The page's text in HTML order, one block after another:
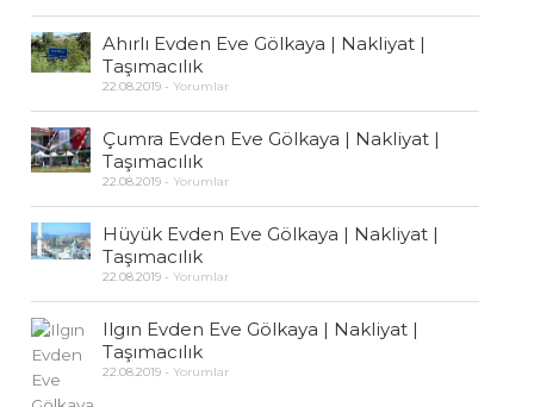
Ahırlı Evden Eve Gölkaya | Nakliyat |
Taşımacılık
22.08.2019 - Yorumlar
Çumra Evden Eve Gölkaya | Nakliyat |
Taşımacılık
22.08.2019 - Yorumlar
Hüyük Evden Eve Gölkaya | Nakliyat |
Taşımacılık
22.08.2019 - Yorumlar
Ilgın Evden Eve Gölkaya | Nakliyat |
Taşımacılık
22.08.2019 - Yorumlar